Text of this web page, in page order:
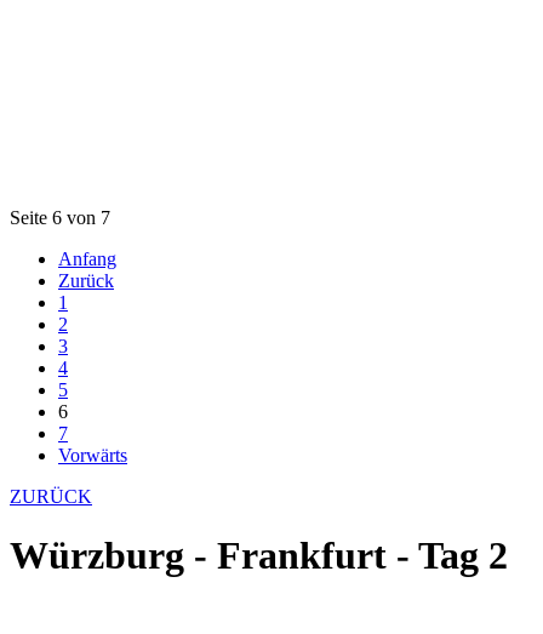
Seite 6 von 7
Anfang
Zurück
1
2
3
4
5
6
7
Vorwärts
ZURÜCK
Würzburg - Frankfurt - Tag 2